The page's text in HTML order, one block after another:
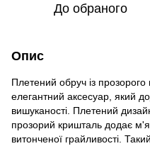
До обраного
Опис
Плетений обруч із
елегантний аксесуар, який
вишуканості. Плетений
прозорий кришталь додає
витонченої грайливості.